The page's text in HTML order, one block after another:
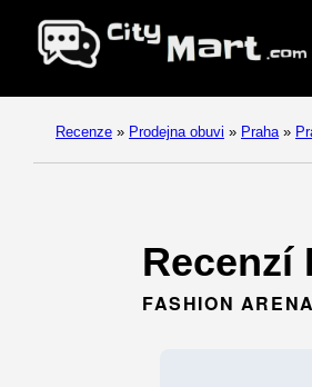
Recenze » Prodejna obuvi » Praha »
Recenzí
FASHION